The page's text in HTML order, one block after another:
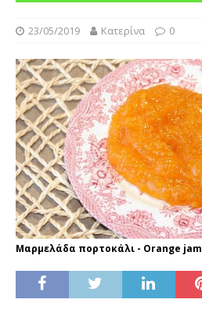
23/05/2019 Κατερίνα 0
Μαρμελάδα πορτοκάλι - Orange jam